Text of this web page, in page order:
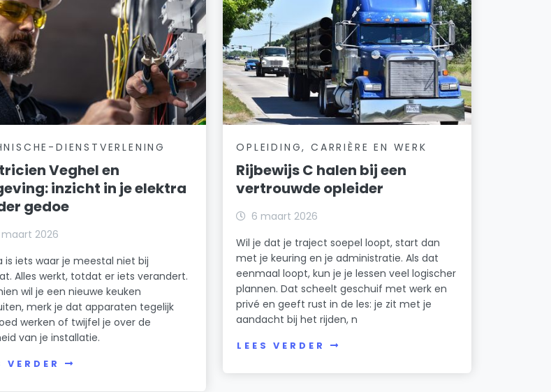
DIENSTVERLENING
Veghel en
inzicht in je elektra
gedoe
2026
is iets waar je meestal niet bij
Alles werkt, totdat er iets verandert.
wil je een nieuwe keuken
merk je dat apparaten tegelijk
werken of twijfel je over de
van je installatie.
VERDER
OPLEIDING, CARRIÈRE EN WERK
Rijbewijs C halen bij een
vertrouwde opleider
6 maart 2026
Wil je dat je traject soepel loopt, start dan
met je keuring en je administratie. Als dat
eenmaal loopt, kun je je lessen veel logischer
plannen. Dat scheelt geschuif met werk en
privé en geeft rust in de les: je zit met je
aandacht bij het rijden, n
LEES VERDER